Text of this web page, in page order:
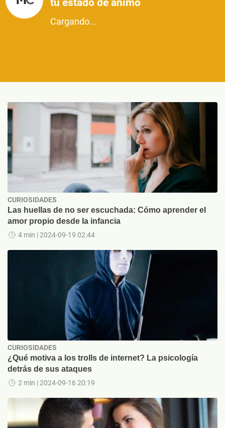
tu estado de ánimo
Cargando...
CURIOSIDADES
Las huellas de no ser escuchada: Cómo aprender el
amor propio desde la infancia
4 min | 2024-09-19 02:44
CURIOSIDADES
¿Qué motiva a los trolls de internet? La psicología
detrás de sus ataques
2 min | 2024-09-16 20:19